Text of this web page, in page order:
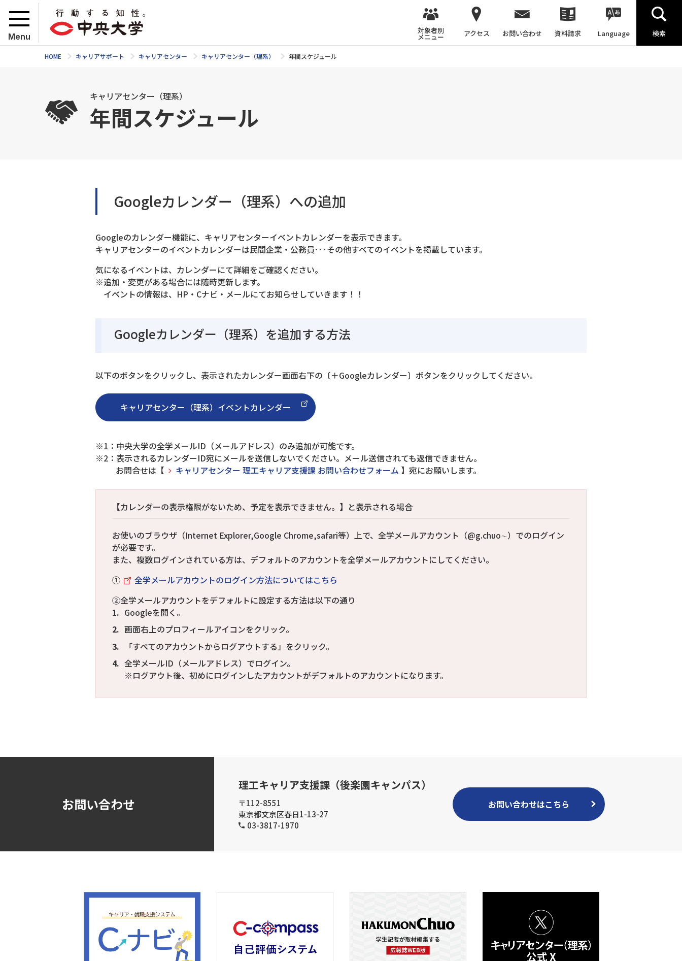
Menu
対象者別
メニュー アクセス お問い合わせ 資料請求 Language 検索
HOME キャリアサポート キャリアセンター キャリアセンター（理系） 年間スケジュール
キャリアセンター（理系）
年間スケジュール
Googleカレンダー（理系）への追加
Googleのカレンダー機能に、キャリアセンターイベントカレンダーを表示できます。
キャリアセンターのイベントカレンダーは民間企業・公務員･･･その他すべてのイベントを掲載しています。
気になるイベントは、カレンダーにて詳細をご確認ください。
※追加・変更がある場合には随時更新します。
イベントの情報は、HP・Cナビ・メールにてお知らせしていきます！！
Googleカレンダー（理系）を追加する方法
以下のボタンをクリックし、表示されたカレンダー画面右下の〔＋Googleカレンダー〕ボタンをクリックしてください。
キャリアセンター（理系）イベントカレンダー
※1：中央大学の全学メールID（メールアドレス）のみ追加が可能です。
※2：表示されるカレンダーID宛にメールを送信しないでください。メール送信されても返信できません。
お問合せは【
キャリアセンター 理工キャリア支援課 お問い合わせフォーム 】宛にお願いします。
【カレンダーの表示権限がないため、予定を表示できません。】と表示される場合
お使いのブラウザ（Internet Explorer,Google Chrome,safari等）上で、全学メールアカウント（@g.chuo∼）でのログイン
が必要です。
また、複数ログインされている方は、デフォルトのアカウントを全学メールアカウントにしてください。
①
全学メールアカウントのログイン方法についてはこちら
②全学メールアカウントをデフォルトに設定する方法は以下の通り
Googleを開く。
画面右上のプロフィールアイコンをクリック。
「すべてのアカウントからログアウトする」をクリック。
全学メールID（メールアドレス）でログイン。
※ログアウト後、初めにログインしたアカウントがデフォルトのアカウントになります。
お問い合わせ
理工キャリア支援課（後楽園キャンパス）
〒112-8551
東京都文京区春日1-13-27
03-3817-1970
お問い合わせはこちら